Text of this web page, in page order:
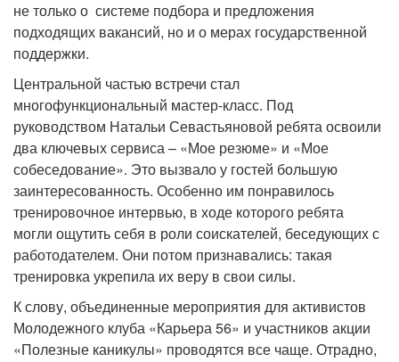
не только о системе подбора и предложения
подходящих вакансий, но и о мерах государственной
поддержки.
Центральной частью встречи стал
многофункциональный мастер-класс. Под
руководством Натальи Севастьяновой ребята освоили
два ключевых сервиса – «Мое резюме» и «Мое
собеседование». Это вызвало у гостей большую
заинтересованность. Особенно им понравилось
тренировочное интервью, в ходе которого ребята
могли ощутить себя в роли соискателей, беседующих с
работодателем. Они потом признавались: такая
тренировка укрепила их веру в свои силы.
К слову, объединенные мероприятия для активистов
Молодежного клуба «Карьера 56» и участников акции
«Полезные каникулы» проводятся все чаще. Отрадно,